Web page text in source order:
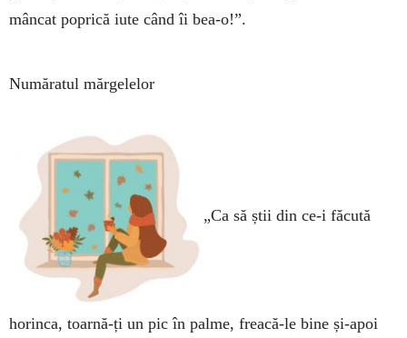
mâncat poprică iute când îi bea-o!”.
Număratul mărgelelor
„Ca să știi din ce-i făcută
horinca, toarnă-ți un pic în palme, freacă-le bine și-apoi